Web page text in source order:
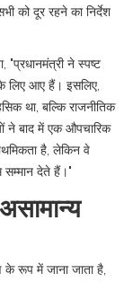
को दूर रहने का निर्देश
"प्रधानमंत्री ने स्पष्ट
लिए आए हैं। इसलिए,
था, बल्कि राजनीतिक
ने बाद में एक औपचारिक
है, लेकिन वे
देते हैं।"
के रूप में जाना जाता है,